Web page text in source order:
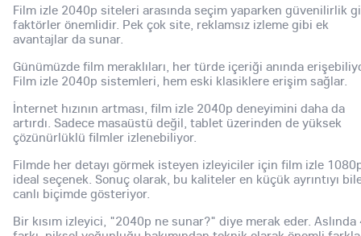
Film izle 2040p siteleri arasında seçim yaparken güvenilirlik
faktörler önemlidir. Pek çok site, reklamsız izleme gibi ek
avantajlar da sunar.
Günümüzde film meraklıları, her türde içeriği anında
Film izle 2040p sistemleri, hem eski klasiklere erişim sağlar.
İnternet hızının artması, film izle 2040p deneyimini daha da
artırdı. Sadece masaüstü değil, tablet üzerinden de yüksek
çözünürlüklü filmler izlenebiliyor.
Filmde her detayı görmek isteyen izleyiciler için film izle
ideal seçenek. Sonuç olarak, bu kaliteler en küçük ayrıntıyı
canlı biçimde gösteriyor.
Bir kısım izleyici, "2040p ne sunar?" diye merak eder. Aslında